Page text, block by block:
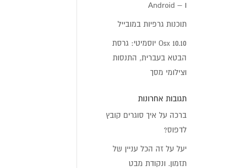
ו – Android
תוכנות גרפיות במובייל
Osx 10.10 יוסמיטי: גרסת
הבטא בעברית, התנסות
וצילומי מסך
תגובות אחרונות
ברכה על איך סוגרים קובץ
לדפוס?
יעל עלזה הכל עניין של
תזמון. ונקודת מבט